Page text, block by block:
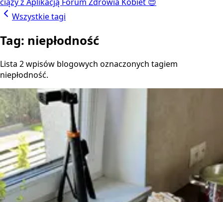
Wszystkie tagi
Tag: niepłodność
Lista 2 wpisów blogowych oznaczonych tagiem
niepłodność.